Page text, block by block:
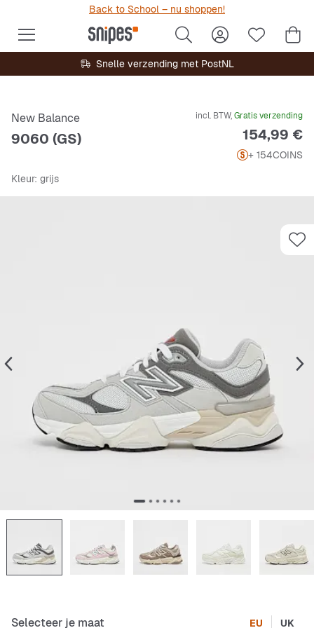
Back to School – nu shoppen!
Snelle verzending met PostNL
New Balance
9060 (GS)
incl. BTW,Gratis verzending
Prijs
154,99 €
+ 154COINS
Kleur: grijs
Selecteer je maat EU UK